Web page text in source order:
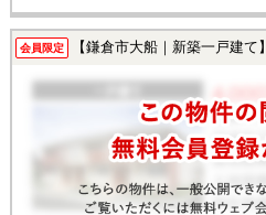
会員限定 【鎌倉市大船｜新築一戸建て】